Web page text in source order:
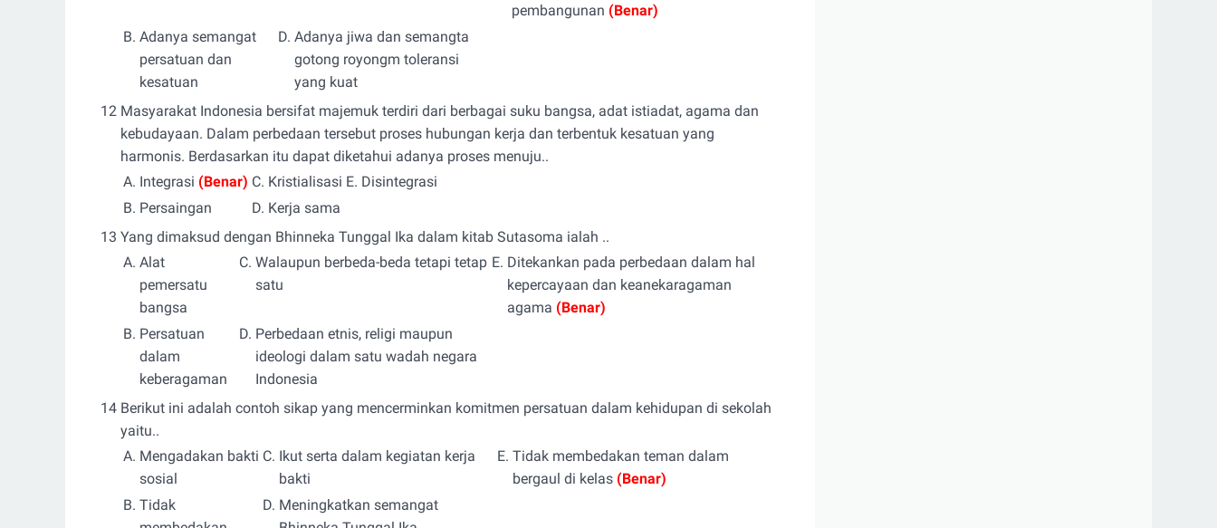
pembangunan (Benar)
B. Adanya semangat
persatuan dan
kesatuan
D. Adanya jiwa dan semangta
gotong royongm toleransi
yang kuat
12 Masyarakat Indonesia bersifat majemuk terdiri dari berbagai suku bangsa, adat istiadat, agama dan
kebudayaan. Dalam perbedaan tersebut proses hubungan kerja dan terbentuk kesatuan yang
harmonis. Berdasarkan itu dapat diketahui adanya proses menuju..
A. Integrasi (Benar) C. Kristialisasi E. Disintegrasi
B. Persaingan D. Kerja sama
13 Yang dimaksud dengan Bhinneka Tunggal Ika dalam kitab Sutasoma ialah ..
A. Alat
pemersatu
bangsa
C. Walaupun berbeda-beda tetapi tetap
satu
E. Ditekankan pada perbedaan dalam hal
kepercayaan dan keanekaragaman
agama (Benar)
B. Persatuan
dalam
keberagaman
D. Perbedaan etnis, religi maupun
ideologi dalam satu wadah negara
Indonesia
14 Berikut ini adalah contoh sikap yang mencerminkan komitmen persatuan dalam kehidupan di sekolah
yaitu..
A. Mengadakan bakti
sosial
C. Ikut serta dalam kegiatan kerja
bakti
E. Tidak membedakan teman dalam
bergaul di kelas (Benar)
B. Tidak
D. Meningkatkan semangat